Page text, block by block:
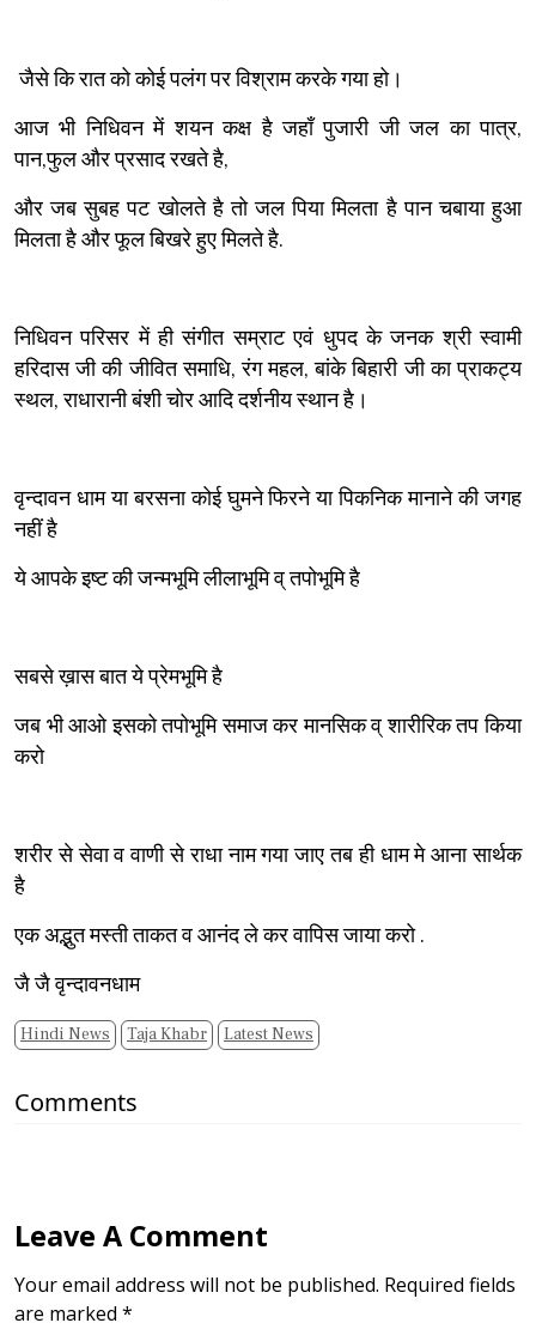
जैसे कि रात को कोई पलंग पर विश्राम करके गया हो।
आज भी निधिवन में शयन कक्ष है जहाँ पुजारी जी जल का पात्र,
पान,फुल और प्रसाद रखते है,
और जब सुबह पट खोलते है तो जल पिया मिलता है पान चबाया हुआ
मिलता है और फूल बिखरे हुए मिलते है.
निधिवन परिसर में ही संगीत सम्राट एवं धुपद के जनक श्री स्वामी
हरिदास जी की जीवित समाधि, रंग महल, बांके बिहारी जी का प्राकट्य
स्थल, राधारानी बंशी चोर आदि दर्शनीय स्थान है।
वृन्दावन धाम या बरसना कोई घुमने फिरने या पिकनिक मानाने की जगह
नहीं है
ये आपके इष्ट की जन्मभूमि लीलाभूमि व् तपोभूमि है
सबसे ख़ास बात ये प्रेमभूमि है
जब भी आओ इसको तपोभूमि समाज कर मानसिक व् शारीरिक तप किया
करो
शरीर से सेवा व वाणी से राधा नाम गया जाए तब ही धाम मे आना सार्थक
है
एक अद्भुत मस्ती ताकत व आनंद ले कर वापिस जाया करो .
जै जै वृन्दावनधाम
Hindi News Taja Khabr Latest News
Comments
Leave A Comment
Your email address will not be published. Required fields
are marked *